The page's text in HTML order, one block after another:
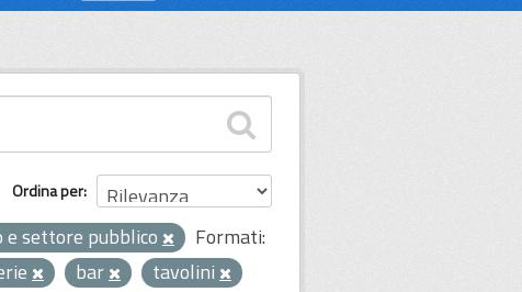
Ordina per
e settore pubblico
Formati:
bar tavolini